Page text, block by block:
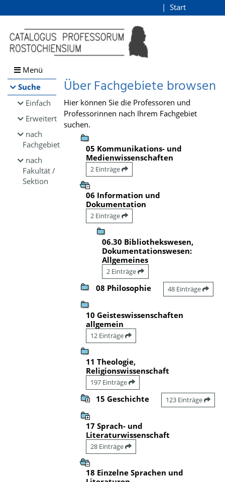
Browsen
direkt zum Inhalt
Start
Menü
Suche
Einfach
Erweitert
nach
Fachgebiet
nach
Fakultät /
Sektion
Über Fachgebiete browsen
Hier können Sie die Professoren und
Professorinnen nach Ihrem Fachgebiet
suchen.
05 Kommunikations- und
Medienwissenschaften
2 Einträge
06 Information und
Dokumentation
2 Einträge
06.30 Bibliothekswesen,
Dokumentationswesen:
Allgemeines
2 Einträge
08 Philosophie 48 Einträge
10 Geisteswissenschaften
allgemein
12 Einträge
11 Theologie,
Religionswissenschaft
197 Einträge
15 Geschichte 123 Einträge
17 Sprach- und
Literaturwissenschaft
28 Einträge
18 Einzelne Sprachen und